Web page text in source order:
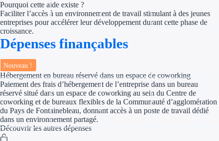
Aides Fiscales et
Aides Urssaf
Prêts publics
Pourquoi cette aide existe ?
Faciliter l’accès à un environnement de travail stimulant à des jeunes
entreprises pour accélérer leur développement durant cette phase de
croissance.
Dépenses finançables
Nouveau !
Hébergement en bureau réservé dans un espace de coworking
Paiement des frais d’hébergement de l’entreprise dans un bureau
réservé situé dans un espace de coworking au sein du Centre de
coworking et de bureaux flexibles de la Communauté d’agglomération
du Pays de Fontainebleau, donnant accès à un poste de travail dédié
dans un environnement partagé.
Découvrir les autres dépenses